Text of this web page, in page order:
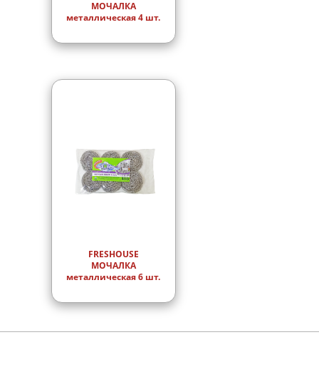
МОЧАЛКА
металлическая 4 шт.
FRESHOUSE
МОЧАЛКА
металлическая 6 шт.